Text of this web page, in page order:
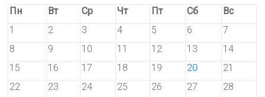
Пн
Вт Ср Чт Пт Сб
Вс
1
2 3 4 5 6
7
8
9 10 11 12 13
14
15
16 17 18 19 20
21
22
23 24 25 26 27
28